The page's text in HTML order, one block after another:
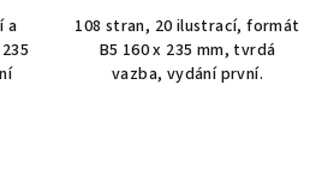
a
108 stran, 20 ilustrací, formát
B5 160 x 235 mm, tvrdá
vazba, vydání první.